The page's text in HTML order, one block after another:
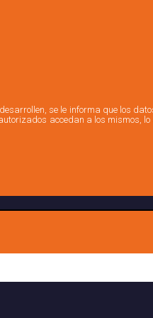
se le informa que los
accedan a los mismos,